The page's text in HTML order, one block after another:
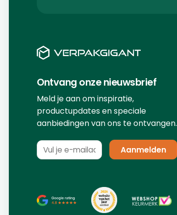
Ontvang onze nieuwsbrief
Meld je aan om inspiratie,
productupdates en speciale
aanbiedingen van ons te ontvangen.